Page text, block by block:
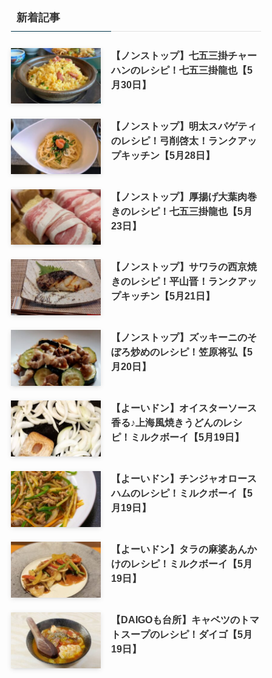
新着記事
【ノンストップ】七五三掛チャー
ハンのレシピ！七五三掛龍也【5
月30日】
【ノンストップ】明太スパゲティ
のレシピ！弓削啓太！ランクアッ
プキッチン【5月28日】
【ノンストップ】厚揚げ大葉肉巻
きのレシピ！七五三掛龍也【5月
23日】
【ノンストップ】サワラの西京焼
きのレシピ！平山晋！ランクアッ
プキッチン【5月21日】
【ノンストップ】ズッキーニのそ
ぼろ炒めのレシピ！笠原将弘【5
月20日】
【よーいドン】オイスターソース
香る♪上海風焼きうどんのレシ
ピ！ミルクボーイ【5月19日】
【よーいドン】チンジャオロース
ハムのレシピ！ミルクボーイ【5
月19日】
【よーいドン】タラの麻婆あんか
けのレシピ！ミルクボーイ【5月
19日】
【DAIGOも台所】キャベツのトマ
トスープのレシピ！ダイゴ【5月
19日】